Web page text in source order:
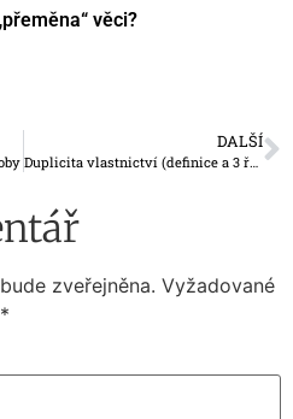
věci?
DALŠÍ
Duplicita vlastnictví (definice a 3 řešení)
zveřejněna. Vyžadované
*